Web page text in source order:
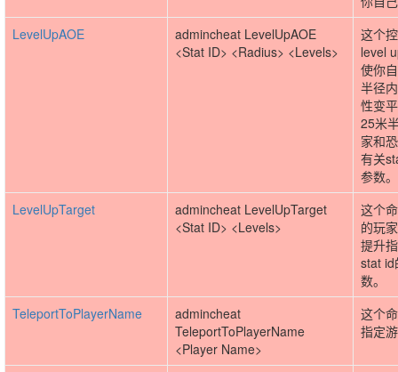
LevelUpAOE
admincheat LevelUpAOE
<Stat ID> <Radius> <Levels>
这个
level
使你
半径
性变
25米
家和
有关
参数。
LevelUpTarget
admincheat LevelUpTarget
<Stat ID> <Levels>
这个
的玩
提升
stat id
数。
TeleportToPlayerName
admincheat
TeleportToPlayerName
<Player Name>
这个
指定